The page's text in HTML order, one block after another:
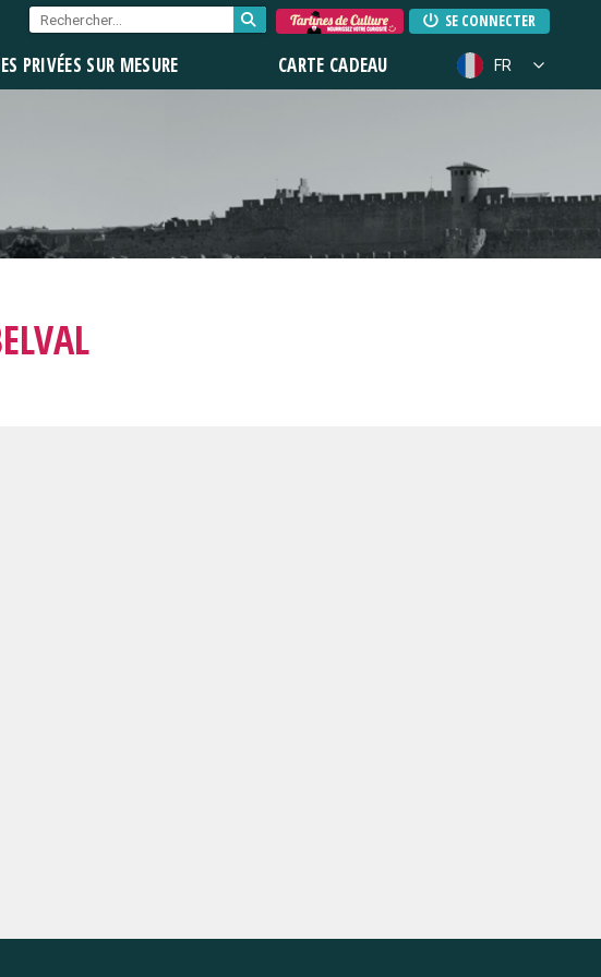
SE CONNECTER
PRIVÉES SUR MESURE CARTE CADEAU FR